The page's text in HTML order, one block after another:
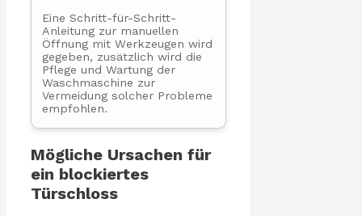
Eine Schritt-für-Schritt-
Anleitung zur manuellen
Öffnung mit Werkzeugen wird
gegeben, zusätzlich wird die
Pflege und Wartung der
Waschmaschine zur
Vermeidung solcher Probleme
empfohlen.
Mögliche Ursachen für
ein blockiertes
Türschloss